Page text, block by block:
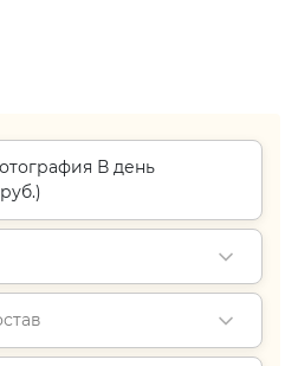
В день
)